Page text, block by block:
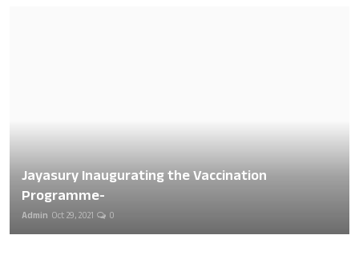
Jayasury Inaugurating the Vaccination
Programme-
Admin Oct 29, 2021 0